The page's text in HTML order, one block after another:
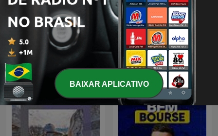
吳淡如人生實用商學院 Opto ita
Podcasts internacionais de Negócios
BAIXAR APLICATIVO